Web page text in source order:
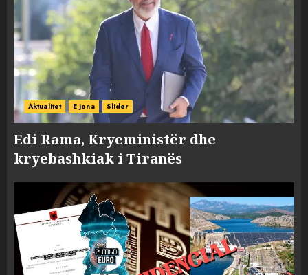
Aktualitet E jona Slider
Edi Rama, Kryeministër dhe
kryebashkiak i Tiranës